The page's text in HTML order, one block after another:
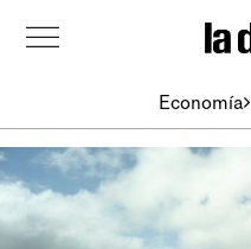
Economía